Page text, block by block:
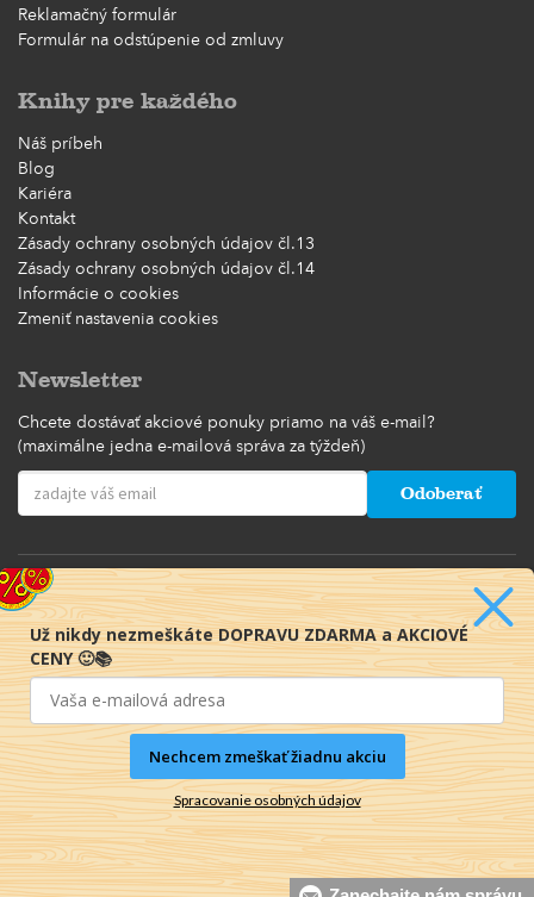
Reklamačný formulár
Formulár na odstúpenie od zmluvy
Knihy pre každého
Náš príbeh
Blog
Kariéra
Kontakt
Zásady ochrany osobných údajov čl.13
Zásady ochrany osobných údajov čl.14
Informácie o cookies
Zmeniť nastavenia cookies
Newsletter
Chcete dostávať akciové ponuky priamo na váš e-mail?
(maximálne jedna e-mailová správa za týždeň)
Odoberať
© 2016-2026 KNIHY PRE KAŽDÉHO s.r.o.
Už nikdy nezmeškáte DOPRAVU ZDARMA a AKCIOVÉ
CENY 🙂📚
Nechcem zmeškať žiadnu akciu
Spracovanie osobných údajov